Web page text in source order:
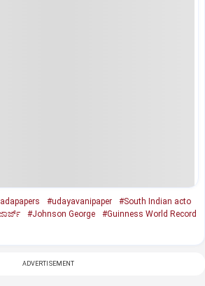
#udayavanipaper
#South Indian acto
#Johnson George
#Guinness World Record
ADVERTISEMENT